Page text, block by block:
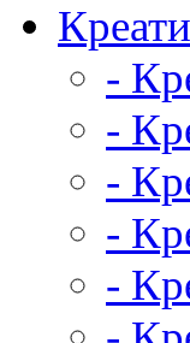
-
-
-
-
-